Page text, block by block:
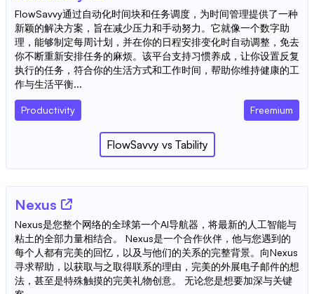
FlowSavvy通过自动化时间块和任务调度，为时间管理提供了一种
新颖的解决方案，旨在减少压力和手动努力。它就像一个数字助
理，能够制定每周计划，并在你的日程安排变化时自动调整，免去
你不断重新安排任务的麻烦。该平台支持习惯养成，让你设置反复
执行的任务，符合你的生活方式和工作时间，帮助你维持健康的工
作与生活平衡...
Productivity Freemium
FlowSavvy vs Tability
Nexus
Nexus是您整个网络的全球第一个AI导航器，将最新的人工智能与
粘土的全部力量相结合。 Nexus是一个合作伙伴，他与您遇到的
每个人都有完美的回忆，以及与他们的关系的完整背景。向Nexus
寻求帮助，以获取与之取得联系的理由，完美的外展电子邮件的想
法，甚至是特殊触摸的完美礼物创意。 无论您是想要加深与关键